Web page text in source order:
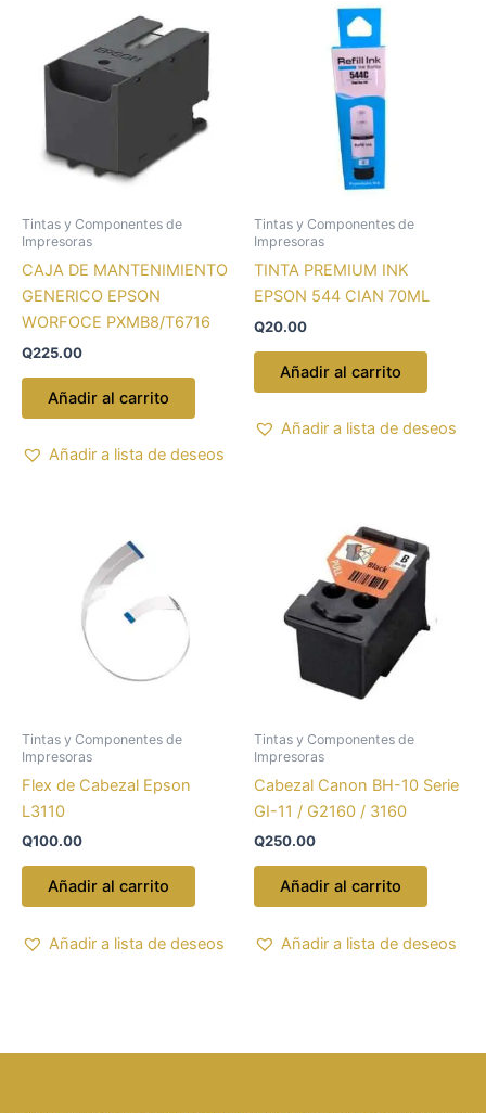
Tintas y Componentes de
Impresoras
CAJA DE MANTENIMIENTO
GENERICO EPSON
WORFOCE PXMB8/T6716
Q225.00
Añadir al carrito
Añadir a lista de deseos
Tintas y Componentes de
Impresoras
TINTA PREMIUM INK
EPSON 544 CIAN 70ML
Q20.00
Añadir al carrito
Añadir a lista de deseos
Tintas y Componentes de
Impresoras
Flex de Cabezal Epson
L3110
Q100.00
Añadir al carrito
Añadir a lista de deseos
Tintas y Componentes de
Impresoras
Cabezal Canon BH-10 Serie
GI-11 / G2160 / 3160
Q250.00
Añadir al carrito
Añadir a lista de deseos